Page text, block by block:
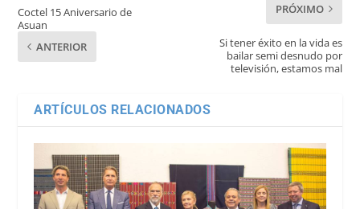
Coctel 15 Aniversario de
Asuan
ANTERIOR
PRÓXIMO
Si tener éxito en la vida es
bailar semi desnudo por
televisión, estamos mal
ARTÍCULOS RELACIONADOS